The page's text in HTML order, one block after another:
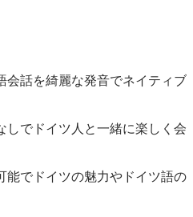
会話を綺麗な発音でネイティブ
しでドイツ人と一緒に楽しく会
能でドイツの魅力やドイツ語の